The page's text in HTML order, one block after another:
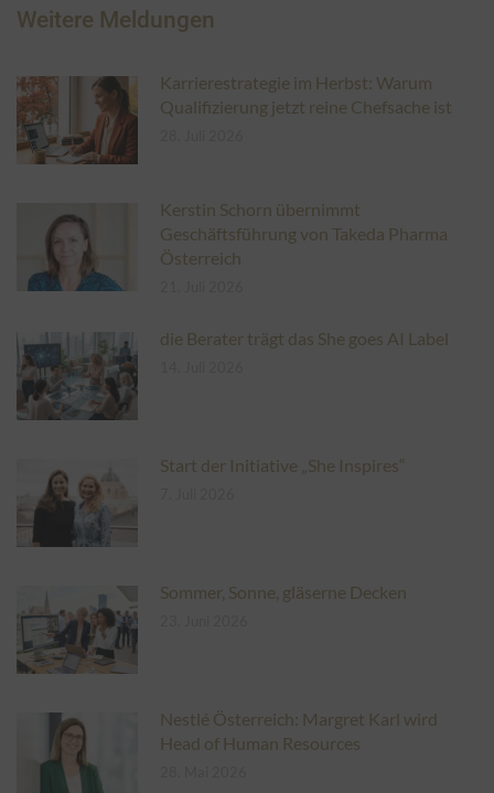
Weitere Meldungen
Karrierestrategie im Herbst: Warum
Qualifizierung jetzt reine Chefsache ist
Kerstin Schorn übernimmt
Geschäftsführung von Takeda Pharma
Österreich
die Berater trägt das She goes AI Label
Start der Initiative „She Inspires“
Sommer, Sonne, gläserne Decken
Nestlé Österreich: Margret Karl wird
Head of Human Resources